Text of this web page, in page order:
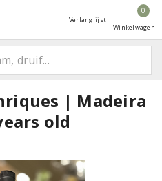
Verlanglijst
0
Winkelwagen
| Madeira
old